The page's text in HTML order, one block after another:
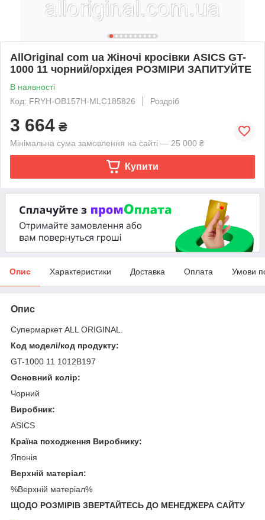
AllOriginal com ua Жіночі кросівки ASICS GT-
1000 11 чорний/орхідея РОЗМІРИ ЗАПИТУЙТЕ
В наявності
Код: FRYH-OB157H-MLC185826
Роздріб
3 664 ₴
Мінімальна сума замовлення на сайті — 25 000 ₴
Купити
Опис Характеристики Доставка Оплата Умови
Опис
Супермаркет ALL ORIGINAL.
Код моделі/код продукту:
GT-1000 11 1012B197
Основний колір:
Чорний
Виробник:
ASICS
Країна походження Виробнику:
Японія
Верхній матеріал:
%Верхній матеріал%
ЩОДО РОЗМІРІВ ЗВЕРТАЙТЕСЬ ДО МЕНЕДЖЕРА САЙТУ